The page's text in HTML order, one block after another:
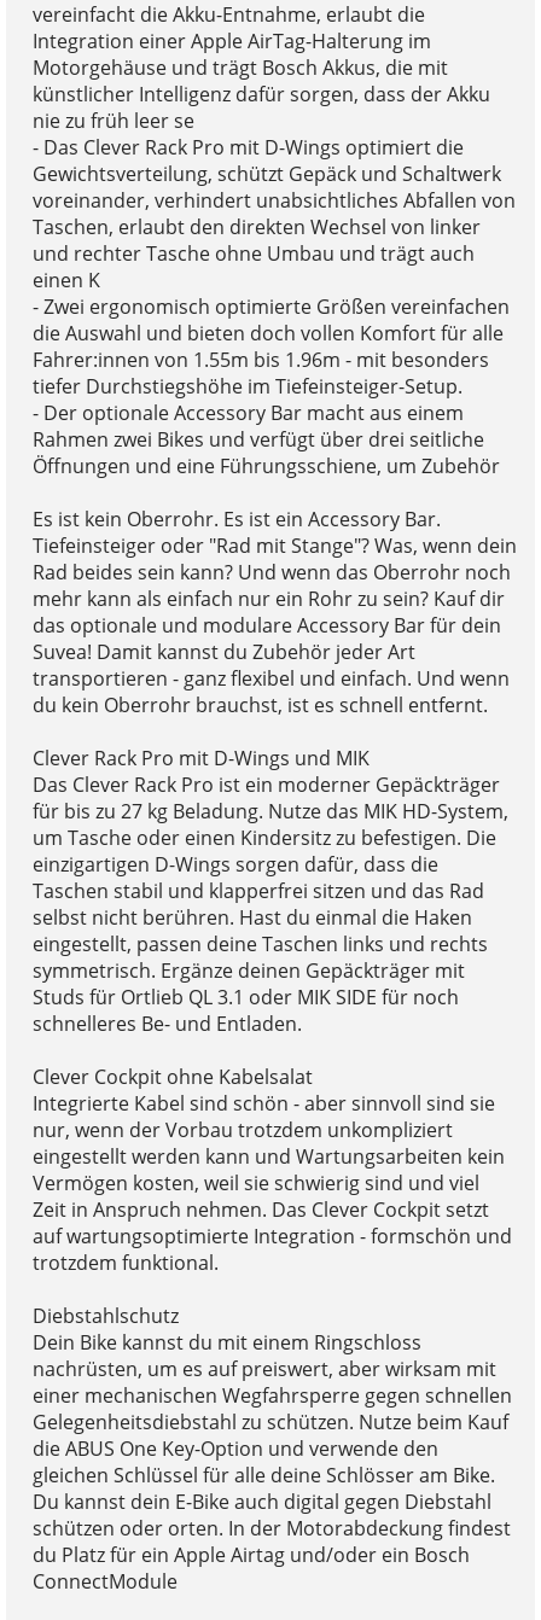
vereinfacht die Akku-Entnahme, erlaubt die
Integration einer Apple AirTag-Halterung im
Motorgehäuse und trägt Bosch Akkus, die mit
künstlicher Intelligenz dafür sorgen, dass der Akku
nie zu früh leer se
- Das Clever Rack Pro mit D-Wings optimiert die
Gewichtsverteilung, schützt Gepäck und Schaltwerk
voreinander, verhindert unabsichtliches Abfallen von
Taschen, erlaubt den direkten Wechsel von linker
und rechter Tasche ohne Umbau und trägt auch
einen K
- Zwei ergonomisch optimierte Größen vereinfachen
die Auswahl und bieten doch vollen Komfort für alle
Fahrer:innen von 1.55m bis 1.96m - mit besonders
tiefer Durchstiegshöhe im Tiefeinsteiger-Setup.
- Der optionale Accessory Bar macht aus einem
Rahmen zwei Bikes und verfügt über drei seitliche
Öffnungen und eine Führungsschiene, um Zubehör
Es ist kein Oberrohr. Es ist ein Accessory Bar.
Tiefeinsteiger oder "Rad mit Stange"? Was, wenn dein
Rad beides sein kann? Und wenn das Oberrohr noch
mehr kann als einfach nur ein Rohr zu sein? Kauf dir
das optionale und modulare Accessory Bar für dein
Suvea! Damit kannst du Zubehör jeder Art
transportieren - ganz flexibel und einfach. Und wenn
du kein Oberrohr brauchst, ist es schnell entfernt.
Clever Rack Pro mit D-Wings und MIK
Das Clever Rack Pro ist ein moderner Gepäckträger
für bis zu 27 kg Beladung. Nutze das MIK HD-System,
um Tasche oder einen Kindersitz zu befestigen. Die
einzigartigen D-Wings sorgen dafür, dass die
Taschen stabil und klapperfrei sitzen und das Rad
selbst nicht berühren. Hast du einmal die Haken
eingestellt, passen deine Taschen links und rechts
symmetrisch. Ergänze deinen Gepäckträger mit
Studs für Ortlieb QL 3.1 oder MIK SIDE für noch
schnelleres Be- und Entladen.
Clever Cockpit ohne Kabelsalat
Integrierte Kabel sind schön - aber sinnvoll sind sie
nur, wenn der Vorbau trotzdem unkompliziert
eingestellt werden kann und Wartungsarbeiten kein
Vermögen kosten, weil sie schwierig sind und viel
Zeit in Anspruch nehmen. Das Clever Cockpit setzt
auf wartungsoptimierte Integration - formschön und
trotzdem funktional.
Diebstahlschutz
Dein Bike kannst du mit einem Ringschloss
nachrüsten, um es auf preiswert, aber wirksam mit
einer mechanischen Wegfahrsperre gegen schnellen
Gelegenheitsdiebstahl zu schützen. Nutze beim Kauf
die ABUS One Key-Option und verwende den
gleichen Schlüssel für alle deine Schlösser am Bike.
Du kannst dein E-Bike auch digital gegen Diebstahl
schützen oder orten. In der Motorabdeckung findest
du Platz für ein Apple Airtag und/oder ein Bosch
ConnectModule